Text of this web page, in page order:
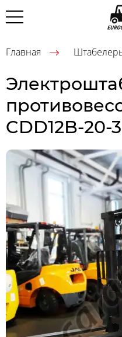
Главная
CDD12B-20-